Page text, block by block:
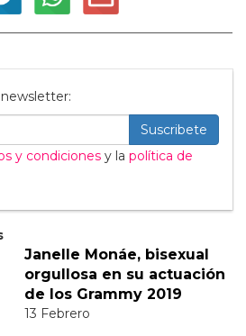
Suscribete
y condiciones y la política de
Janelle Monáe, bisexual
orgullosa en su actuación
de los Grammy 2019
13 Febrero